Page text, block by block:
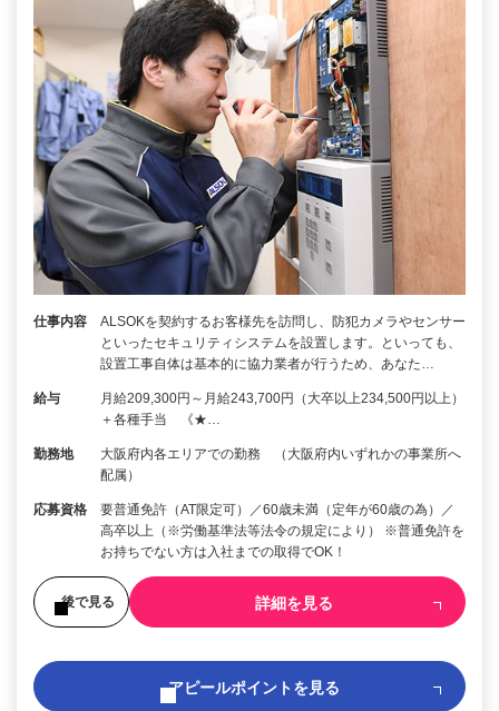
仕事内容
ALSOKを契約するお客様先を訪問し、防犯カメラやセンサー
といったセキュリティシステムを設置します。といっても、
設置工事自体は基本的に協力業者が行うため、あなた…
給与
月給209,300円～月給243,700円（大卒以上234,500円以上）
＋各種手当 《★…
勤務地
大阪府内各エリアでの勤務 （大阪府内いずれかの事業所へ
配属）
応募資格
要普通免許（AT限定可）／60歳未満（定年が60歳の為）／
高卒以上（※労働基準法等法令の規定により） ※普通免許を
お持ちでない方は入社までの取得でOK！
後で見る 詳細を見る
アピールポイントを見る